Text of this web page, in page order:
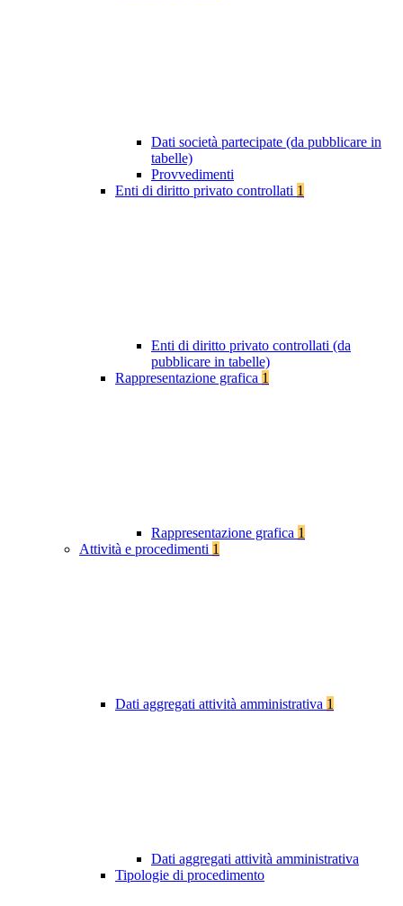
Dati società partecipate (da pubblicare in
tabelle)
Provvedimenti
Enti di diritto privato controllati 1
Enti di diritto privato controllati (da
pubblicare in tabelle)
Rappresentazione grafica 1
Rappresentazione grafica 1
Attività e procedimenti 1
Dati aggregati attività amministrativa 1
Dati aggregati attività amministrativa
Tipologie di procedimento